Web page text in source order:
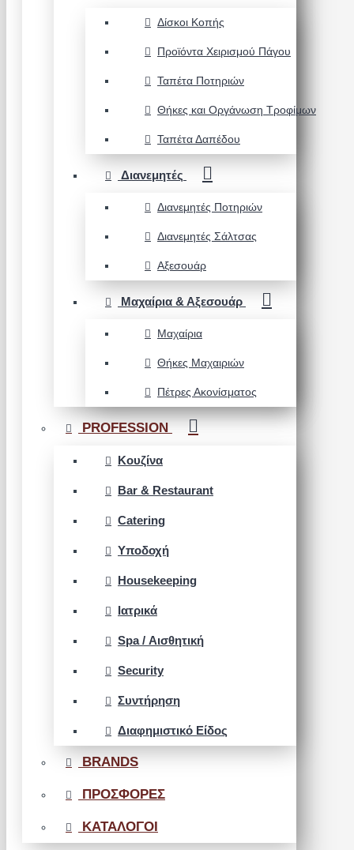
Δίσκοι Κοπής
Προϊόντα Χειρισμού Πάγου
Ταπέτα Ποτηριών
Θήκες και Οργάνωση Τροφίμων
Ταπέτα Δαπέδου
Διανεμητές
Διανεμητές Ποτηριών
Διανεμητές Σάλτσας
Αξεσουάρ
Μαχαίρια & Αξεσουάρ
Μαχαίρια
Θήκες Μαχαιριών
Πέτρες Ακονίσματος
PROFESSION
Κουζίνα
Bar & Restaurant
Catering
Υποδοχή
Housekeeping
Ιατρικά
Spa / Αισθητική
Security
Συντήρηση
Διαφημιστικό Είδος
BRANDS
ΠΡΟΣΦΟΡΕΣ
ΚΑΤΑΛΟΓΟΙ